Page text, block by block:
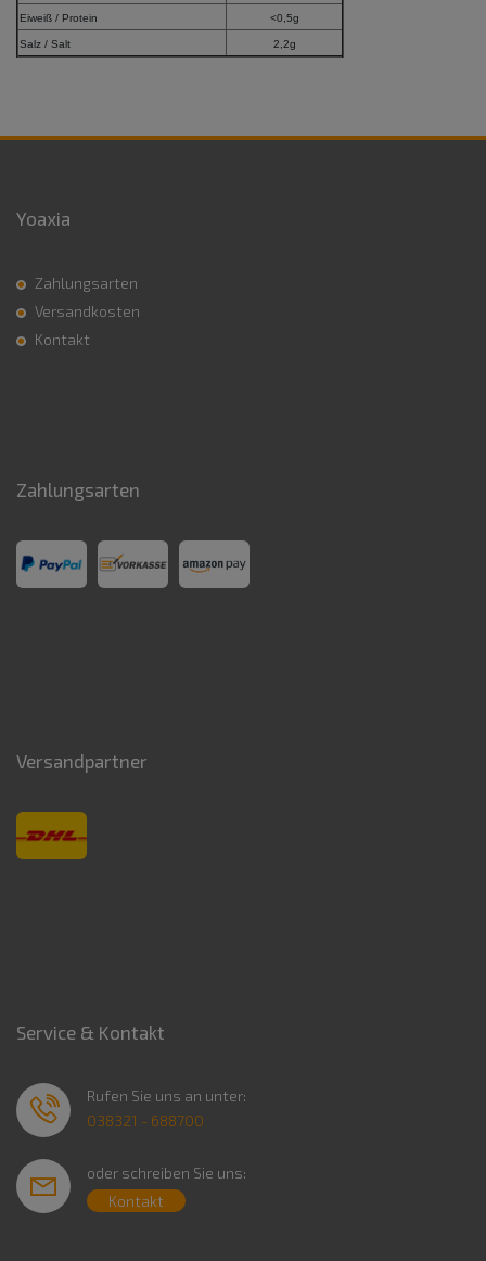
Eiweiß / Protein <0,5g
Salz / Salt 2,2g
Yoaxia
Zahlungsarten
Versandkosten
Kontakt
Zahlungsarten
Versandpartner
Service & Kontakt
Rufen Sie uns an unter:
038321 - 688700
oder schreiben Sie uns:
Kontakt